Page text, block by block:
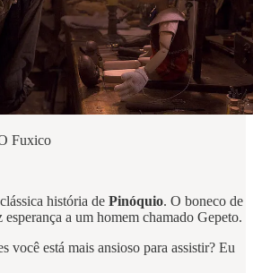
Fuxico
história de Pinóquio. O boneco de
a um homem chamado Gepeto.
você está mais ansioso para assistir? Eu